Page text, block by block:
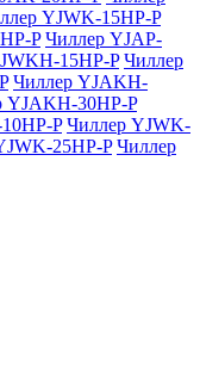
YJWK-15HP-P
P Чиллер YJAP-
15HP-P Чиллер
Чиллер YJAKH-
YJAKH-30HP-P
P Чиллер YJWK-
25HP-P Чиллер